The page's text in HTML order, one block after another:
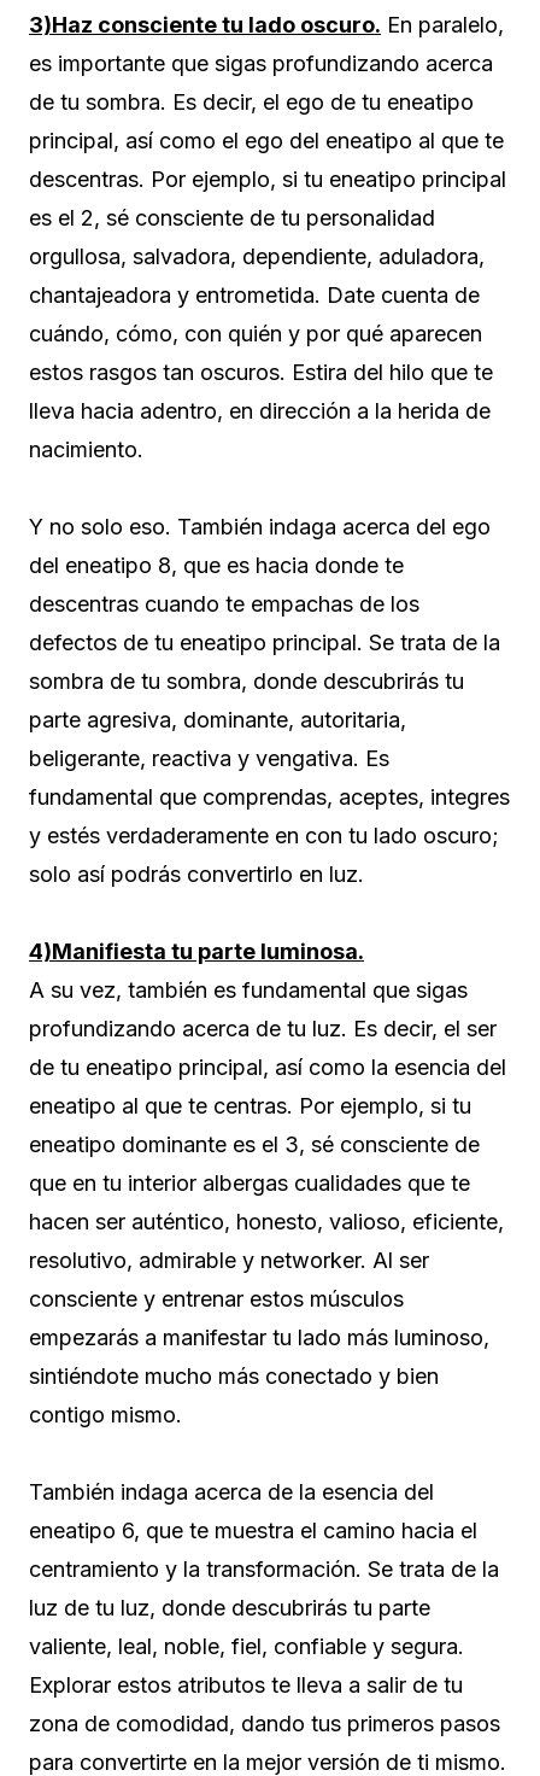
3)Haz consciente tu lado oscuro. En paralelo,
es importante que sigas profundizando acerca
de tu sombra. Es decir, el ego de tu eneatipo
principal, así como el ego del eneatipo al que te
descentras. Por ejemplo, si tu eneatipo principal
es el 2, sé consciente de tu personalidad
orgullosa, salvadora, dependiente, aduladora,
chantajeadora y entrometida. Date cuenta de
cuándo, cómo, con quién y por qué aparecen
estos rasgos tan oscuros. Estira del hilo que te
lleva hacia adentro, en dirección a la herida de
nacimiento.
Y no solo eso. También indaga acerca del ego
del eneatipo 8, que es hacia donde te
descentras cuando te empachas de los
defectos de tu eneatipo principal. Se trata de la
sombra de tu sombra, donde descubrirás tu
parte agresiva, dominante, autoritaria,
beligerante, reactiva y vengativa. Es
fundamental que comprendas, aceptes, integres
y estés verdaderamente en con tu lado oscuro;
solo así podrás convertirlo en luz.
4)Manifiesta tu parte luminosa.
A su vez, también es fundamental que sigas
profundizando acerca de tu luz. Es decir, el ser
de tu eneatipo principal, así como la esencia del
eneatipo al que te centras. Por ejemplo, si tu
eneatipo dominante es el 3, sé consciente de
que en tu interior albergas cualidades que te
hacen ser auténtico, honesto, valioso, eficiente,
resolutivo, admirable y networker. Al ser
consciente y entrenar estos músculos
empezarás a manifestar tu lado más luminoso,
sintiéndote mucho más conectado y bien
contigo mismo.
También indaga acerca de la esencia del
eneatipo 6, que te muestra el camino hacia el
centramiento y la transformación. Se trata de la
luz de tu luz, donde descubrirás tu parte
valiente, leal, noble, fiel, confiable y segura.
Explorar estos atributos te lleva a salir de tu
zona de comodidad, dando tus primeros pasos
para convertirte en la mejor versión de ti mismo.